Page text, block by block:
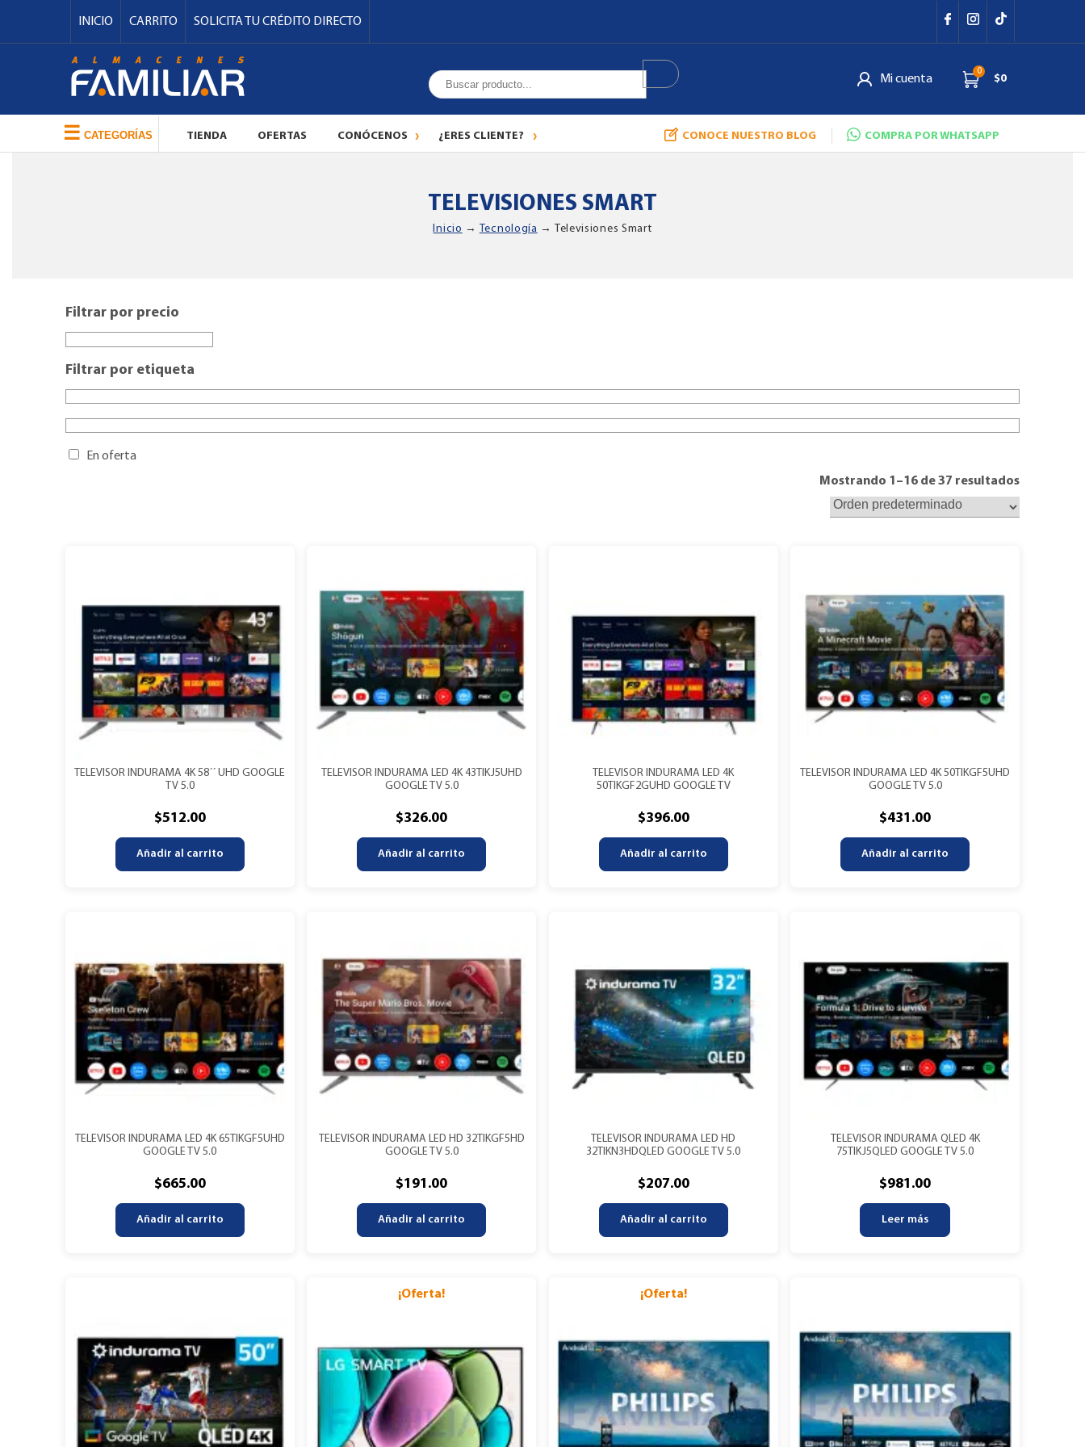
INICIO CARRITO SOLICITA TU CRÉDITO DIRECTO
Mi cuenta
0
$0
☰ CATEGORÍAS TIENDA OFERTAS CONÓCENOS ¿ERES CLIENTE? CONOCE NUESTRO BLOG COMPRA POR WHATSAPP
TELEVISIONES SMART
Inicio → Tecnología → Televisiones Smart
Filtrar por precio
Filtrar por etiqueta
En oferta
Mostrando 1–16 de 37 resultados
TELEVISOR INDURAMA 4K 58´´ UHD GOOGLE
TV 5.0
$512.00
Añadir al carrito
TELEVISOR INDURAMA LED 4K 43TIKJ5UHD
GOOGLE TV 5.0
$326.00
Añadir al carrito
TELEVISOR INDURAMA LED 4K
50TIKGF2GUHD GOOGLE TV
$396.00
Añadir al carrito
TELEVISOR INDURAMA LED 4K 50TIKGF5UHD
GOOGLE TV 5.0
$431.00
Añadir al carrito
TELEVISOR INDURAMA LED 4K 65TIKGF5UHD
GOOGLE TV 5.0
$665.00
Añadir al carrito
TELEVISOR INDURAMA LED HD 32TIKGF5HD
GOOGLE TV 5.0
$191.00
Añadir al carrito
TELEVISOR INDURAMA LED HD
32TIKN3HDQLED GOOGLE TV 5.0
$207.00
Añadir al carrito
TELEVISOR INDURAMA QLED 4K
75TIKJ5QLED GOOGLE TV 5.0
$981.00
Leer más
¡Oferta! ¡Oferta!